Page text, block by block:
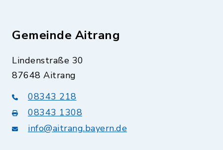
Gemeinde Aitrang
Lindenstraße 30
87648 Aitrang
08343 218
08343 1308
info@aitrang.bayern.de